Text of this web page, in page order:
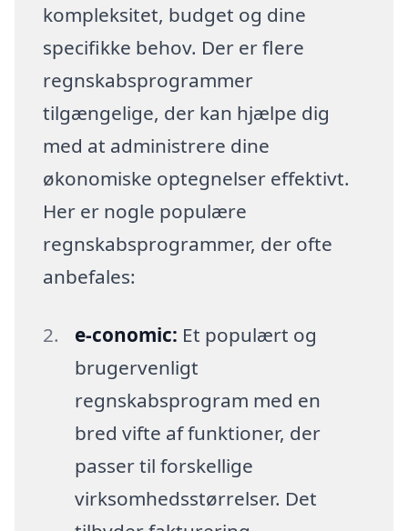
kompleksitet, budget og dine
specifikke behov. Der er flere
regnskabsprogrammer
tilgængelige, der kan hjælpe dig
med at administrere dine
økonomiske optegnelser effektivt.
Her er nogle populære
regnskabsprogrammer, der ofte
anbefales:
e-conomic: Et populært og
brugervenligt
regnskabsprogram med en
bred vifte af funktioner, der
passer til forskellige
virksomhedsstørrelser. Det